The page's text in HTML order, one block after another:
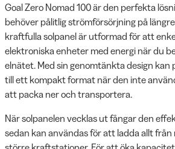
Goal Zero Nomad 100 är den perfekta
behöver pålitlig strömförsörjning på
kraftfulla solpanel är utformad för att
elektroniska enheter med energi när du
elnätet. Med sin genomtänkta design kan
till ett kompakt format när den inte
att packa ner och transportera.
När solpanelen vecklas ut fångar den
sedan kan användas för att ladda allt